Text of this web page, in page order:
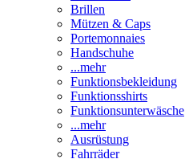
Brillen
Mützen & Caps
Portemonnaies
Handschuhe
...mehr
Funktionsbekleidung
Funktionsshirts
Funktionsunterwäsche
...mehr
Ausrüstung
Fahrräder